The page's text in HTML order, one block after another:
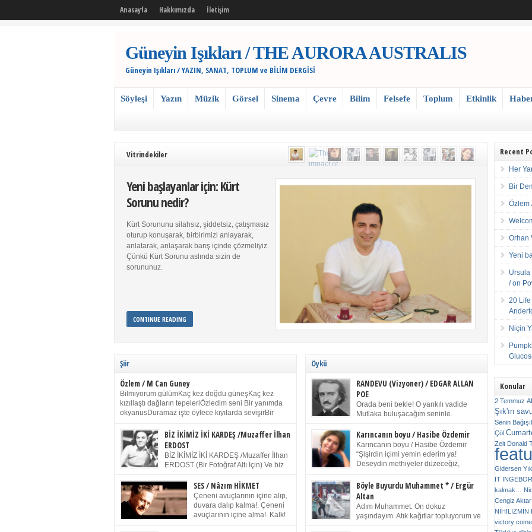
Anasayfa Hakkımızda İletişim
Güneyin Işıkları / THE AURORA AUSTRALIS
Güneyin Işıkları / YAZIN, SANAT, TOPLUM ve BİLİM DERGİSİ
Söyleşi Yazın Müzik Görsel Sinema Çevre Bilim Felsefe Toplum Etkinlik
Vitrindekiler
Yeni başlayanlar için: Kürt
Sorunu nedir?
Kürt Sorununu silahsız, şiddetsiz, çatışmasız
oturup konuşarak, birbirimizi anlayarak,
anlatarak, anlaşarak barış içinde çözmeliyiz.
Çünkü Kürt Sorunu aslında sizin de
sorununuz.
CONTINUE READING
Şiir
Özlem / M Can Guney
Bilmiyorum gülümKaç kez doğdu güneşKaç kez
kızıllaştı dağların tepeleriÖzledim seni Bir yanımda
okyanusDuramaz işte öylece kıyılarda sevişirBir
dururSokulur yalnızlığıma kokun olur Gözlerim bir
buruk gülümsemeDudağımda buğusu
öpüşlerinGeceler boyuÖzledim seni 2004 Haziran
Sydney / Toplumsal Kaynak / Memduh Güney
BİZ İKİMİZ İKİ KARDEŞ /Muzaffer İlhan
ERDOST
BİZ İKİMİZ İKİ KARDEŞ /Muzaffer İlhan
ERDOST (Bir Fotoğraf Altı İçin) Ve biz
Duracağız Fotoğrafımızda durduğumuz gibi Benim
ellerimde kelepçe Yüzümde yapay bir gülüş
(Kelepçeyi yadırgamanın gülüşü belki İlk kez olduğu
için Sonra alıştım Ve unuttum sonra kelepçeyi
SES / Nâzım HİKMET
Çeneni avuçlarının içine alıp,
duvara dalıp kalma!. Çeneni
avuçlarının içine alma!. Kalk!
Öykü
RANDEVU (Vizyoner) / EDGAR ALLAN
POE
Orada beni bekle! O yankılı vadide
Mutlaka buluşacağım seninle.
karısının ölümü üstüne yazdığı ağıt.) Talihsiz ve
gizemli adam! – Sen ki kendi hayal gücünün
parlaklığıyla afalladın, gençliğinin alevleri arasına
düştün! Hayalimde seni tekrar görüyorum! Bir kez
olduğun gibi değil soğuk vadide ve gölgelerin […]
Karıncanın boyu / Hasibe Özdemir
Karıncanın boyu / Hasibe Özdemir
“Şişirdin içimi yemin ederim ya!
Deseydin methiyeler düzeceğiz,
titriyor. “Sana gel demedim kızım.” diyorum sakince.
“Takıldın peşime madem, ne duyarsan
katlanacaksın.” Bir sigara yakıyor. Başını yana yatırıp,
bezmiş annelerin yılgın bakışıyla süzüyor beni.
Kaşlarımı kaldırıp ona bakıyorum ben de. Pes ediyor.
Böyle Buyurdu Muhammet * / Ergür
Altan
Adım Muhammet. On dokuz
yaşındayım. Atık kağıtlar topluyorum ve
Recent
Her
Bir
Özlem
Orhan
Yeni
Ursula
/ on
20
Niçin
Konular
2 Temmuz
Şık'ın
Senin
Çöl
Zeit Donald
Gidersen
IT
kalmak…
Cengiz Aktar
NİHİLİZMİN
victory